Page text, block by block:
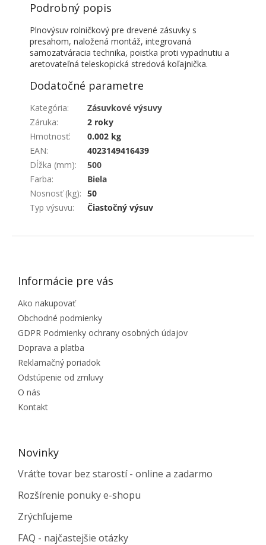
Podrobný popis
Plnovýsuv rolničkový pre drevené zásuvky s
presahom, naložená montáž, integrovaná
samozatváracia technika, poistka proti vypadnutiu a
aretovateľná teleskopická stredová koľajnička.
Dodatočné parametre
Kategória:
Zásuvkové výsuvy
Záruka:
2 roky
Hmotnosť:
0.002 kg
EAN:
4023149416439
Dĺžka (mm):
500
Farba:
Biela
Nosnosť (kg): 50
Typ výsuvu: Čiastočný výsuv
ZÁPÄTIE
Informácie pre vás
Ako nakupovať
Obchodné podmienky
GDPR Podmienky ochrany osobných údajov
Doprava a platba
Reklamačný poriadok
Odstúpenie od zmluvy
O nás
Kontakt
Novinky
Vráťte tovar bez starostí - online a zadarmo
Rozšírenie ponuky e-shopu
Zrýchľujeme
FAQ - najčastejšie otázky